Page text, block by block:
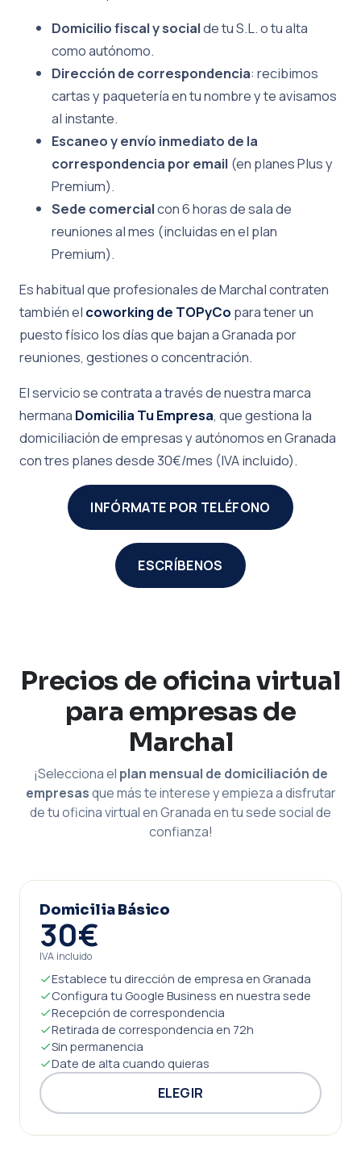
Domicilio fiscal y socialde tu S.L. o tu alta
como autónomo.
Dirección de correspondencia: recibimos
cartas y paquetería en tu nombre y te avisamos
al instante.
Escaneo y envío inmediato de la
correspondencia por email (en planes Plus y
Premium).
Sede comercialcon 6 horas de sala de
reuniones al mes (incluidas en el plan
Premium).
Es habitual que profesionales de Marchal contraten
también el coworking de TOPyCo para tener un
puesto físico los días que bajan a Granada por
reuniones, gestiones o concentración.
El servicio se contrata a través de nuestra marca
hermana Domicilia Tu Empresa, que gestiona la
domiciliación de empresas y autónomos en Granada
con tres planes desde 30€/mes (IVA incluido).
INFÓRMATE POR TELÉFONO
ESCRÍBENOS
Precios de oficina virtual
para empresas de
Marchal
¡Selecciona el plan mensual de domiciliación de
empresasque más te interese y empieza a disfrutar
de tu oficina virtual en Granada en tu sede social de
confianza!
Domicilia Básico
30€
IVA incluido
Establece tu dirección de empresa en Granada
Configura tu Google Business en nuestra sede
Recepción de correspondencia
Retirada de correspondencia en 72h
Sin permanencia
Date de alta cuando quieras
ELEGIR